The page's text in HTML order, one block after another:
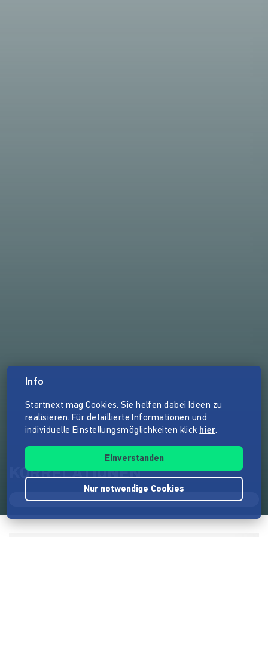
KORRELATIONEN
Info
Startnext mag Cookies. Sie helfen dabei Ideen zu
realisieren. Für detaillierte Informationen und
individuelle Einstellungsmöglichkeiten klick hier.
Einverstanden
Nur notwendige Cookies